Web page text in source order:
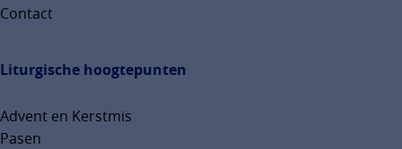
Contact
Liturgische hoogtepunten
Advent en Kerstmis
Pasen